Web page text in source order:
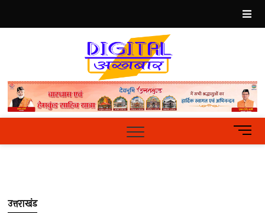
content
Hindi
News
PortalM
e
उत्तराखंड